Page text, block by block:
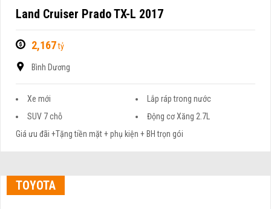
Land Cruiser Prado TX-L 2017
2,167tỷ
Bình Dương
Xe mới
Lắp ráp trong nước
SUV 7 chỗ
Động cơ Xăng 2.7L
Giá ưu đãi +Tặng tiền mặt + phụ kiện + BH trọn gói
TOYOTA